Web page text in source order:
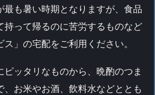
最も暑い時期となりますが、食品
持って帰るのに苦労するものなど
」の宅配をご利用ください。
ピッタリなものから、晩酌のつま
、お米やお酒、飲料水などととも